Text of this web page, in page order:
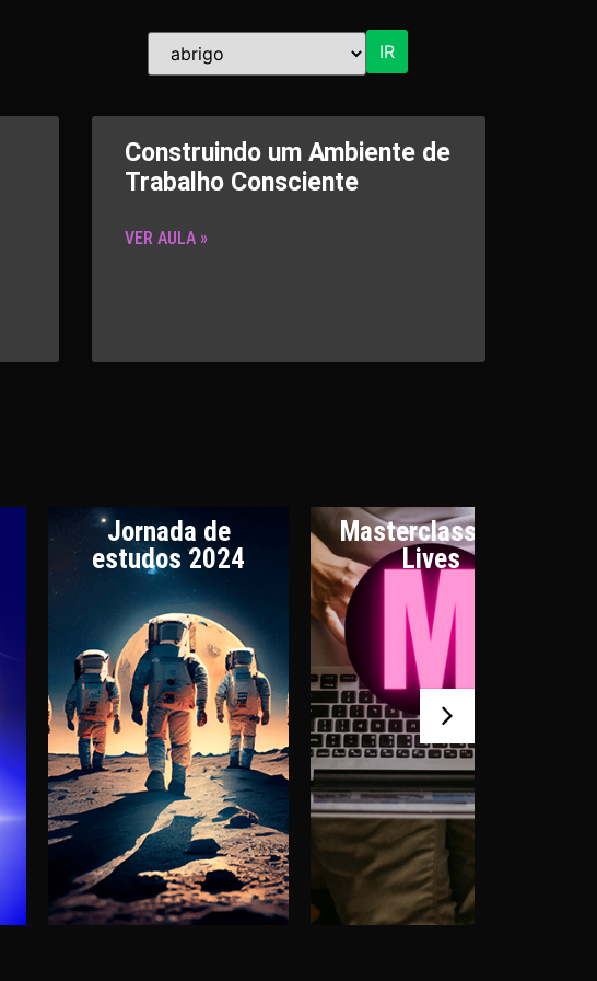
IR
Construindo um Ambiente de
Trabalho Consciente
VER AULA »
Jornada de
estudos 2024
Masterclasses e
Lives